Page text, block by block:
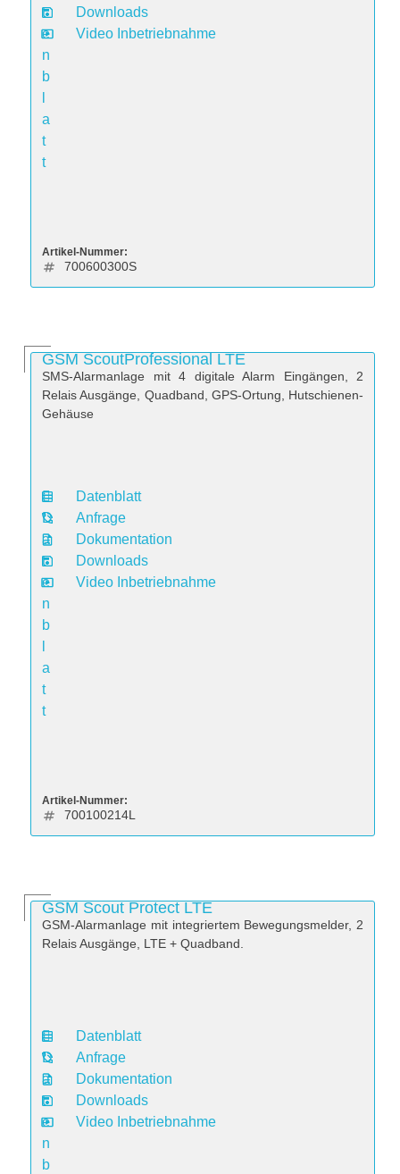
t
e
n
b
a
t
t
Downloads
Video Inbetriebnahme
Artikel-Nummer:
700600300S
GSM ScoutProfessional LTE
SMS-Alarmanlage mit 4 digitale Alarm Eingängen, 2
Relais Ausgänge, Quadband, GPS-Ortung, Hutschienen-
Gehäuse
D
a
t
e
n
b
a
t
t
Datenblatt
Anfrage
Dokumentation
Downloads
Video Inbetriebnahme
Artikel-Nummer:
700100214L
GSM Scout Protect LTE
GSM-Alarmanlage mit integriertem Bewegungsmelder, 2
Relais Ausgänge, LTE + Quadband.
D
a
t
e
n
b
Datenblatt
Anfrage
Dokumentation
Downloads
Video Inbetriebnahme